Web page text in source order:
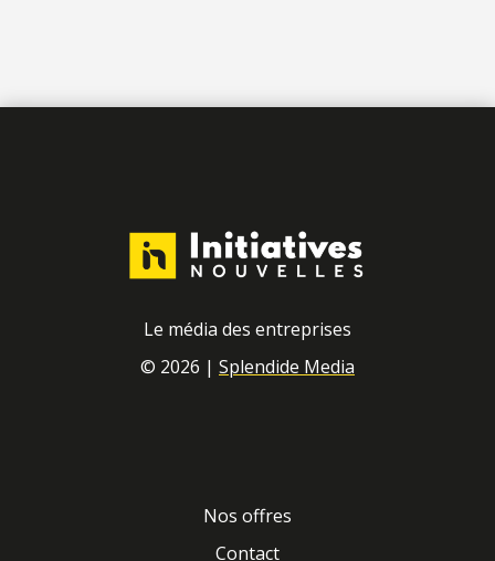
Le média des entreprises
© 2026 | Splendide Media
Nos offres
Contact